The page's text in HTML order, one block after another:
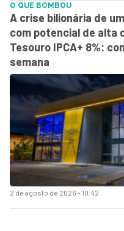
2 de agosto de 2026 - 10:42
O QUE BOMBOU
A crise bilionária de
com potencial de alta
Tesouro IPCA+ 8%:
semana